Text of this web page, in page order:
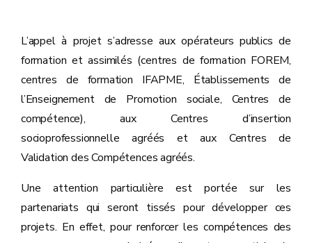
L’appel à projet s’adresse aux opérateurs publics de
formation et assimilés (centres de formation FOREM,
centres de formation IFAPME, Établissements de
l’Enseignement de Promotion sociale, Centres de
compétence), aux Centres d’insertion
socioprofessionnelle agréés et aux Centres de
Validation des Compétences agréés.
Une attention particulière est portée sur les
partenariats qui seront tissés pour développer ces
projets. En effet, pour renforcer les compétences des